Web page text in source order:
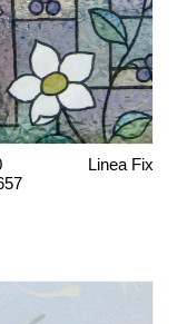
Linea Fix